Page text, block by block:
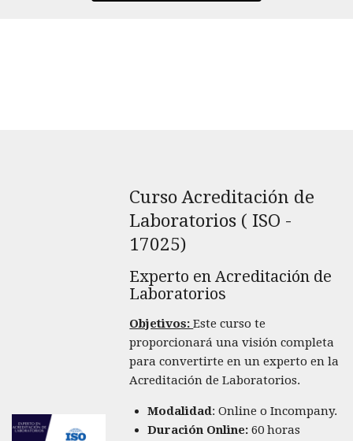
Curso Acreditación de
Laboratorios ( ISO -
17025)
Experto en Acreditación de
Laboratorios
Objetivos:Este curso te
proporcionará una visión completa
para convertirte en un experto en la
Acreditación de Laboratorios.
Modalidad: Online o Incompany.
Duración Online:60 horas